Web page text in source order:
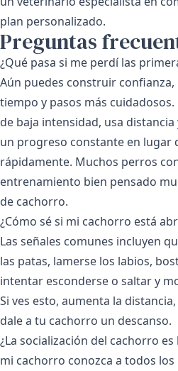
plan personalizado.
Preguntas
¿Qué pasa si me perdí las
Aún puedes construir
tiempo y pasos más
de baja intensidad, usa
un progreso constante en lugar
rápidamente. Muchos perros
entrenamiento bien pensado
de cachorro.
¿Cómo sé si mi cachorro está
Las señales comunes incluyen
las patas, lamerse los labios,
intentar esconderse o saltar y
Si ves esto, aumenta la
dale a tu cachorro un descanso.
¿La socialización del cachorro
mi cachorro conozca a todos los